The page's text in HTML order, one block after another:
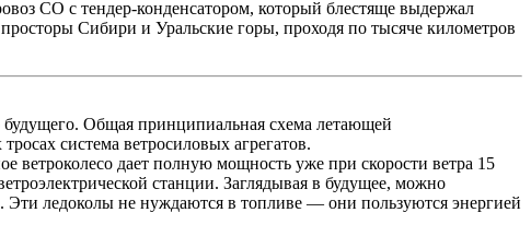
СО с тендер-конденсатором, который блестяще выдержал
Сибири и Уральские горы, проходя по тысяче километров
будущего. Общая принципиальная схема летающей
система ветросиловых агрегатов.
ветроколесо дает полную мощность уже при скорости ветра 15
станции. Заглядывая в будущее, можно
Эти ледоколы не нуждаются в топливе — они пользуются энергией